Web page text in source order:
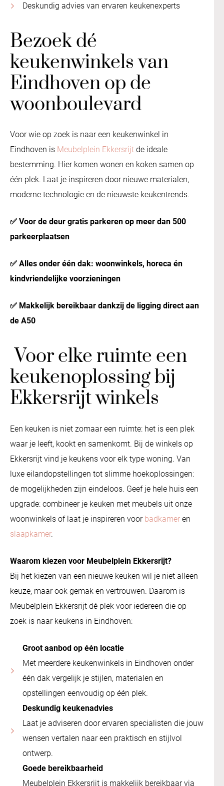
Deskundig advies van ervaren keukenexperts
Bezoek dé
keukenwinkels van
Eindhoven op de
woonboulevard
Voor wie op zoek is naar een keukenwinkel in
Eindhoven is Meubelplein Ekkersrijt de ideale
bestemming. Hier komen wonen en koken samen op
één plek. Laat je inspireren door nieuwe materialen,
moderne technologie en de nieuwste keukentrends.
✅ Voor de deur gratis parkeren op meer dan 500
parkeerplaatsen
✅ Alles onder één dak: woonwinkels, horeca én
kindvriendelijke voorzieningen
✅ Makkelijk bereikbaar dankzij de ligging direct aan
de A50
Voor elke ruimte een
keukenoplossing bij
Ekkersrijt winkels
Een keuken is niet zomaar een ruimte: het is een plek
waar je leeft, kookt en samenkomt. Bij de winkels op
Ekkersrijt vind je keukens voor elk type woning. Van
luxe eilandopstellingen tot slimme hoekoplossingen:
de mogelijkheden zijn eindeloos. Geef je hele huis een
upgrade: combineer je keuken met meubels uit onze
woonwinkels of laat je inspireren voor badkamer en
slaapkamer.
Waarom kiezen voor Meubelplein Ekkersrijt?
Bij het kiezen van een nieuwe keuken wil je niet alleen
keuze, maar ook gemak en vertrouwen. Daarom is
Meubelplein Ekkersrijt dé plek voor iedereen die op
zoek is naar keukens in Eindhoven:
Groot aanbod op één locatie
Met meerdere keukenwinkels in Eindhoven onder
één dak vergelijk je stijlen, materialen en
opstellingen eenvoudig op één plek.
Deskundig keukenadvies
Laat je adviseren door ervaren specialisten die jouw
wensen vertalen naar een praktisch en stijlvol
ontwerp.
Goede bereikbaarheid
Meubelplein Ekkersrijt is makkelijk bereikbaar via